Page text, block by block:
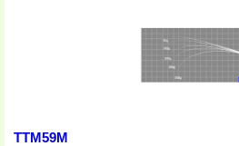
TTM59M